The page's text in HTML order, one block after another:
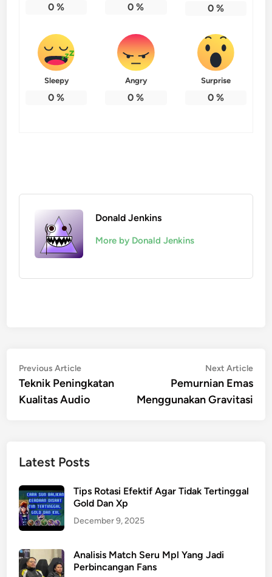
0 % 0 % 0%
Sleepy
0 %
Angry
0 %
Surprise
0%
Donald Jenkins
More by Donald Jenkins
Post
navigation
Previous ArticlePrevious
article:
Teknik Peningkatan
Kualitas Audio
Next Article
Pemurnian Emas
Menggunakan Gravitasi
Latest Posts
Tips Rotasi Efektif Agar Tidak Tertinggal
Gold Dan Xp
December 9, 2025
Analisis Match Seru Mpl Yang Jadi
Perbincangan Fans